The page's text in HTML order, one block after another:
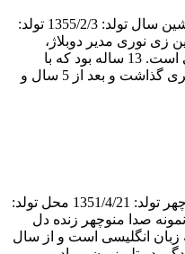
نتایج مشاهده همه نتایج زی نوری، افشین سال تولد: 1355/2/3 تولد:
زی نوری مدیر دوبلاژ،
دوبلور، گوینده، بازیگر و مجری ایرانی است. 13 ساله بود که با
سریال (آیینه) پا به عرصه هنر و بازیگری گذاشت و بعد از 5 سال و
نتایج مشاهده همه نتایج زنده دل، منوچهر تولد: 1351/4/21 محل تولد:
صدا منوچهر زنده دل
زبان انگلیسی است و از سال